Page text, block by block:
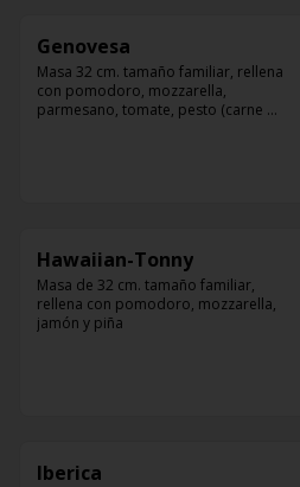
Genovesa
Masa 32 cm. tamaño familiar, rellena
con pomodoro, mozzarella,
parmesano, tomate, pesto (carne
Hawaiian-Tonny
Masa de 32 cm. tamaño familiar,
rellena con pomodoro, mozzarella,
jamón y piña
Iberica